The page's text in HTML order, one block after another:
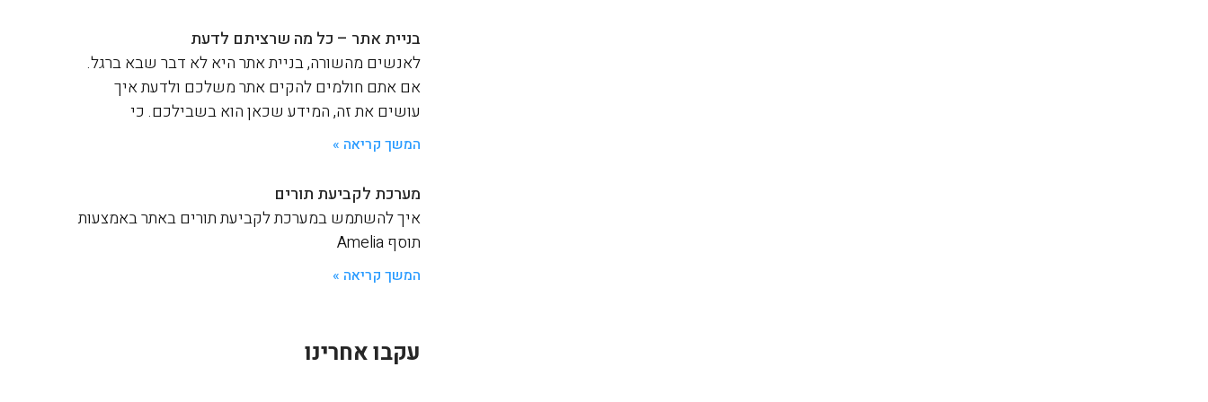
בניית אתר – כל מה שרציתם לדעת
לאנשים מהשורה, בניית אתר היא לא דבר שבא ברגל.
אם אתם חולמים להקים אתר משלכם ולדעת איך
עושים את זה, המידע שכאן הוא בשבילכם. כי
המשך קריאה »
מערכת לקביעת תורים
איך להשתמש במערכת לקביעת תורים באתר באמצעות
תוסף Amelia
המשך קריאה »
עקבו אחרינו